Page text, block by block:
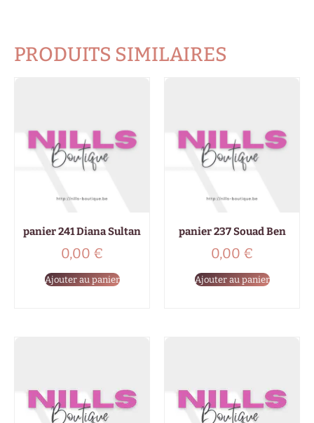
PRODUITS SIMILAIRES
panier 241 Diana Sultan
0,00 €
Ajouter au panier
panier 237 Souad Ben
0,00 €
Ajouter au panier